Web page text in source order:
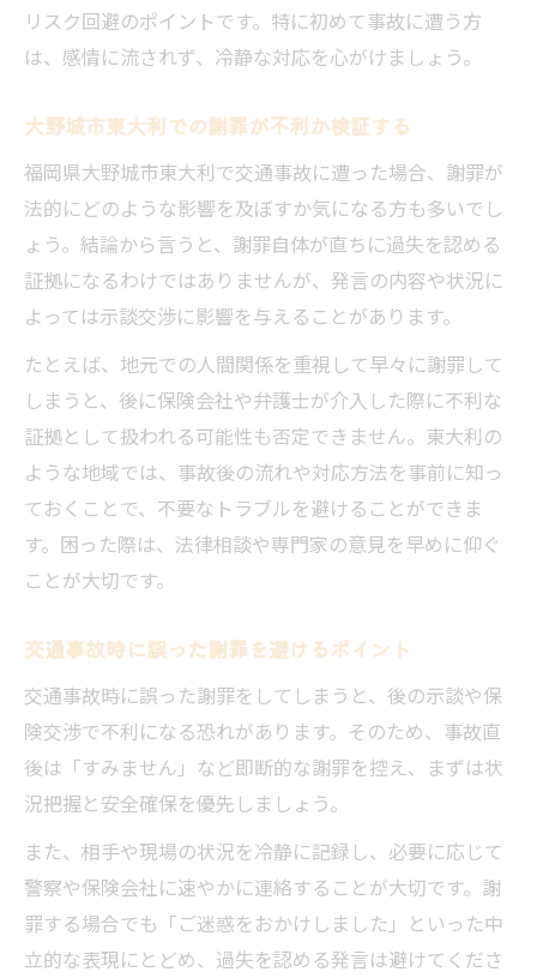
リスク回避のポイントです。特に初めて事故に遭う方
は、感情に流されず、冷静な対応を心がけましょう。
大野城市東大利での謝罪が不利か検証する
福岡県大野城市東大利で交通事故に遭った場合、謝罪が
法的にどのような影響を及ぼすか気になる方も多いでし
ょう。結論から言うと、謝罪自体が直ちに過失を認める
証拠になるわけではありませんが、発言の内容や状況に
よっては示談交渉に影響を与えることがあります。
たとえば、地元での人間関係を重視して早々に謝罪して
しまうと、後に保険会社や弁護士が介入した際に不利な
証拠として扱われる可能性も否定できません。東大利の
ような地域では、事故後の流れや対応方法を事前に知っ
ておくことで、不要なトラブルを避けることができま
す。困った際は、法律相談や専門家の意見を早めに仰ぐ
ことが大切です。
交通事故時に誤った謝罪を避けるポイント
交通事故時に誤った謝罪をしてしまうと、後の示談や保
険交渉で不利になる恐れがあります。そのため、事故直
後は「すみません」など即断的な謝罪を控え、まずは状
況把握と安全確保を優先しましょう。
また、相手や現場の状況を冷静に記録し、必要に応じて
警察や保険会社に速やかに連絡することが大切です。謝
罪する場合でも「ご迷惑をおかけしました」といった中
立的な表現にとどめ、過失を認める発言は避けてくださ